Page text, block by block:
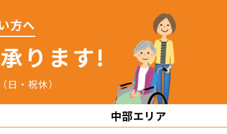
方へ
承ります!
・祝休）
中部エリア